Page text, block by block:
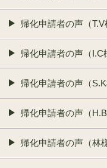
帰化申請者の声（T.V
帰化申請者の声（I.C
帰化申請者の声（S.K
帰化申請者の声（H.B
帰化申請者の声（林